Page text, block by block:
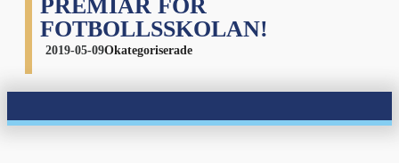
PREMIÄR FÖR
FOTBOLLSSKOLAN!
2019-05-09Okategoriserade